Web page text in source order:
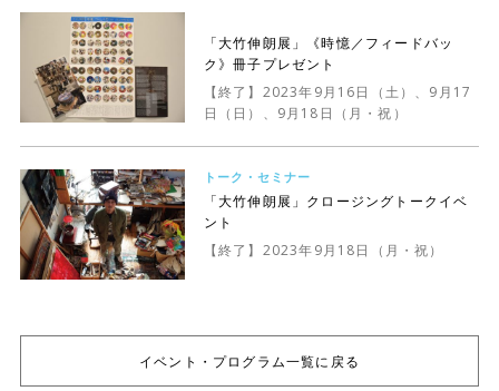
「大竹伸朗展」《時憶／フィードバッ
ク》冊子プレゼント
【終了】2023年9月16日（土）、9月17
日（日）、9月18日（月・祝）
トーク・セミナー
「大竹伸朗展」クロージングトークイベ
ント
【終了】2023年9月18日（月・祝）
イベント・プログラム一覧に戻る